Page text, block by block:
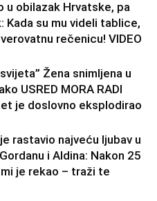
u obilazak Hrvatske, pa
Kada su mu videli tablice,
rečenicu! VIDEO
Žena snimljena u
USRED MORA RADI
je doslovno eksplodirao
rastavio najveću ljubav u
i Aldina: Nakon 25
je rekao – traži te